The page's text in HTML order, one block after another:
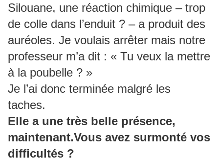
Silouane, une réaction chimique – trop
de colle dans l’enduit ? – a produit des
auréoles. Je voulais arrêter mais notre
professeur m’a dit : « Tu veux la mettre
à la poubelle ? »
Je l’ai donc terminée malgré les
taches.
Elle a une très belle présence,
maintenant.Vous avez surmonté vos
difficultés ?